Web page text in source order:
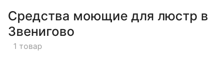
Средства моющие для люстр в
Звенигово
1 товар